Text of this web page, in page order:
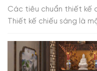
Các tiêu chuẩn thiết kế
Thiết kế chiếu sáng là